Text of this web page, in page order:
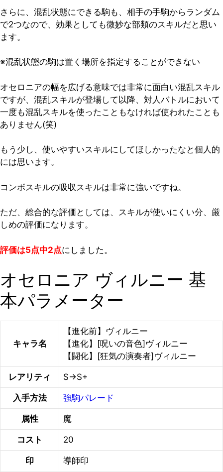
さらに、混乱状態にできる駒も、相手の手駒からランダム
で2つなので、効果としても微妙な部類のスキルだと思い
ます。
※混乱状態の駒は置く場所を指定することができない
オセロニアの幅を広げる意味では非常に面白い混乱スキル
ですが、混乱スキルが登場して以降、対人バトルにおいて
一度も混乱スキルを使ったこともなければ使われたことも
ありません(笑)
もう少し、使いやすいスキルにしてほしかったなと個人的
には思います。
コンボスキルの吸収スキルは非常に強いですね。
ただ、総合的な評価としては、スキルが使いにくい分、厳
しめの評価になります。
評価は5点中2点にしました。
オセロニア ヴィルニー 基
本パラメーター
キャラ名
【進化前】ヴィルニー
【進化】[呪いの音色]ヴィルニー
【闘化】[狂気の演奏者]ヴィルニー
レアリティ S→S+
入手方法 強駒パレード
属性 魔
コスト 20
印 導師印